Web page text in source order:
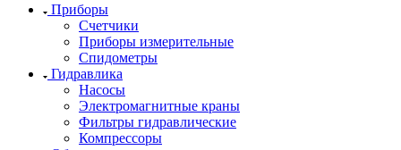
Приборы
Счетчики
Приборы измерительные
Спидометры
Гидравлика
Насосы
Электромагнитные краны
Фильтры гидравлические
Компрессоры